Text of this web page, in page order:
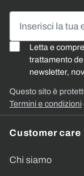
Customer care
Chi siamo
Letta e
trattamento
newsletter,
Questo sito è
Termini e condizioni